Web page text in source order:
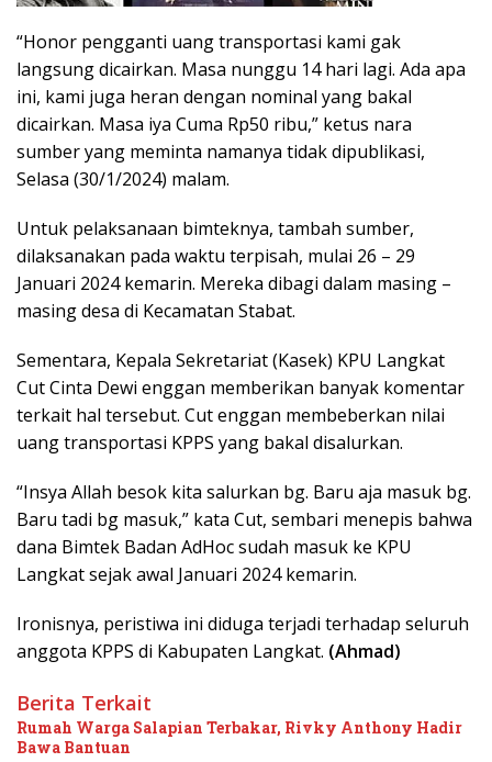
“Honor pengganti uang transportasi kami gak
langsung dicairkan. Masa nunggu 14 hari lagi. Ada apa
ini, kami juga heran dengan nominal yang bakal
dicairkan. Masa iya Cuma Rp50 ribu,” ketus nara
sumber yang meminta namanya tidak dipublikasi,
Selasa (30/1/2024) malam.
Untuk pelaksanaan bimteknya, tambah sumber,
dilaksanakan pada waktu terpisah, mulai 26 – 29
Januari 2024 kemarin. Mereka dibagi dalam masing –
masing desa di Kecamatan Stabat.
Sementara, Kepala Sekretariat (Kasek) KPU Langkat
Cut Cinta Dewi enggan memberikan banyak komentar
terkait hal tersebut. Cut enggan membeberkan nilai
uang transportasi KPPS yang bakal disalurkan.
“Insya Allah besok kita salurkan bg. Baru aja masuk bg.
Baru tadi bg masuk,” kata Cut, sembari menepis bahwa
dana Bimtek Badan AdHoc sudah masuk ke KPU
Langkat sejak awal Januari 2024 kemarin.
Ironisnya, peristiwa ini diduga terjadi terhadap seluruh
anggota KPPS di Kabupaten Langkat. (Ahmad)
Berita Terkait
Rumah Warga Salapian Terbakar, Rivky Anthony Hadir
Bawa Bantuan